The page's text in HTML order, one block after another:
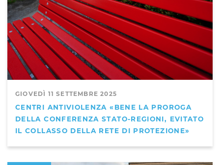
GIOVEDÌ 11 SETTEMBRE 2025
CENTRI ANTIVIOLENZA «BENE LA PROROGA
DELLA CONFERENZA STATO-REGIONI, EVITATO
IL COLLASSO DELLA RETE DI PROTEZIONE»